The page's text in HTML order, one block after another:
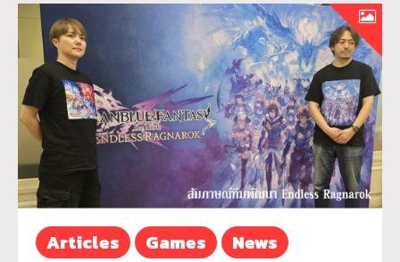
Articles Games News